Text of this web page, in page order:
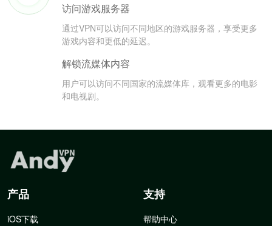
访问游戏服务器
通过VPN可以访问不同地区的游戏服务器，享受更多
游戏内容和更低的延迟。
解锁流媒体内容
用户可以访问不同国家的流媒体库，观看更多的电影
和电视剧。
产品
iOS下载
支持
帮助中心